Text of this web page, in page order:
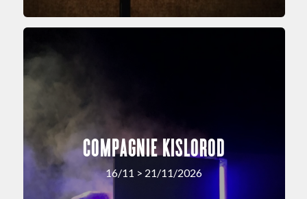
COMPAGNIE KISLOROD
16/11 > 21/11/2026